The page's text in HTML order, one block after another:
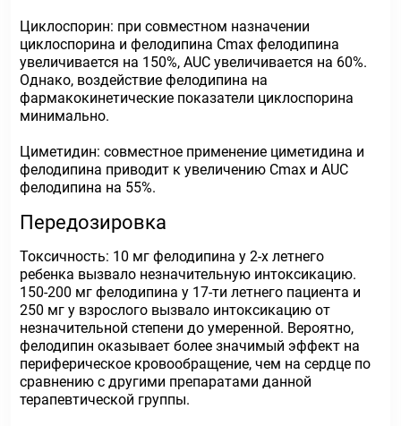
Циклоспорин: при совместном назначении
циклоспорина и фелодипина Cmax фелодипина
увеличивается на 150%, АUС увеличивается на 60%.
Однако, воздействие фелодипина на
фармакокинетические показатели циклоспорина
минимально.
Циметидин: совместное применение циметидина и
фелодипина приводит к увеличению Cmax и АUС
фелодипина на 55%.
Передозировка
Токсичность: 10 мг фелодипина у 2-х летнего
ребенка вызвало незначительную интоксикацию.
150-200 мг фелодипина у 17-ти летнего пациента и
250 мг у взрослого вызвало интоксикацию от
незначительной степени до умеренной. Вероятно,
фелодипин оказывает более значимый эффект на
периферическое кровообращение, чем на сердце по
сравнению с другими препаратами данной
терапевтической группы.